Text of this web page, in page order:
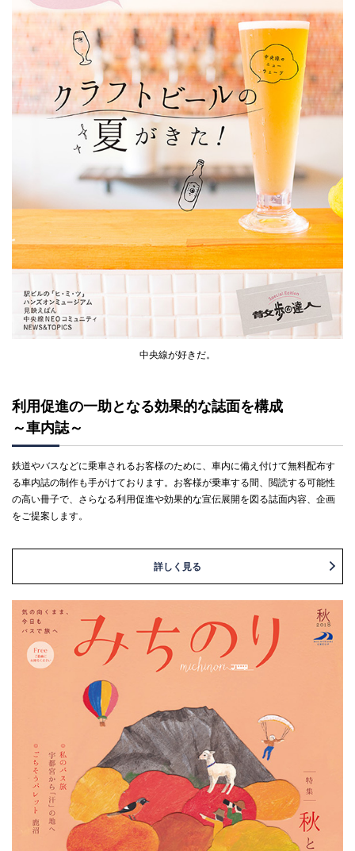
中央線が好きだ。
利用促進の一助となる効果的な誌面を構成
～車内誌～
鉄道やバスなどに乗車されるお客様のために、車内に備え付けて無料配布す
る車内誌の制作も手がけております。お客様が乗車する間、閲読する可能性
の高い冊子で、さらなる利用促進や効果的な宣伝展開を図る誌面内容、企画
をご提案します。
詳しく見る